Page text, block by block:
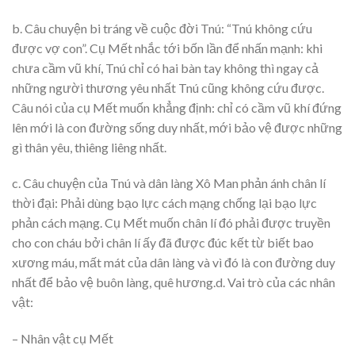
b. Câu chuyện bi tráng về cuộc đời Tnú: “Tnú không cứu
được vợ con”. Cụ Mết nhắc tới bốn lần để nhấn mạnh: khi
chưa cầm vũ khí, Tnú chỉ có hai bàn tay không thì ngay cả
những người thương yêu nhất Tnú cũng không cứu được.
Câu nói của cụ Mết muốn khẳng định: chỉ có cầm vũ khí đứng
lên mới là con đường sống duy nhất, mới bảo vệ được những
gì thân yêu, thiêng liêng nhất.
c. Câu chuyện của Tnú và dân làng Xô Man phản ánh chân lí
thời đại: Phải dùng bạo lực cách mạng chống lại bạo lực
phản cách mạng. Cụ Mết muốn chân lí đó phải được truyền
cho con cháu bởi chân lí ấy đã được đúc kết từ biết bao
xương máu, mất mát của dân làng và vì đó là con đường duy
nhất để bảo vệ buôn làng, quê hương.d. Vai trò của các nhân
vật:
– Nhân vật cụ Mết